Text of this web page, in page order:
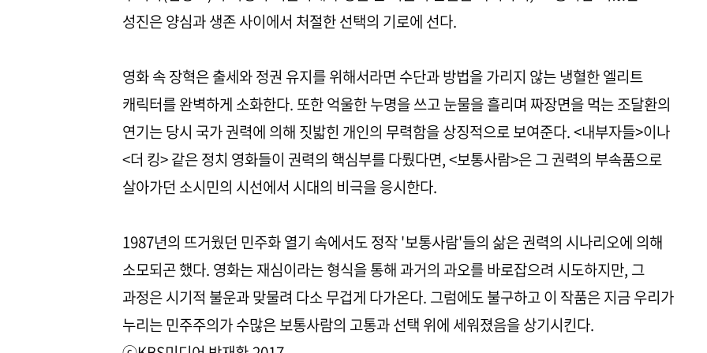
성진은 양심과 생존 사이에서 처절한 선택의 기로에 선다.
영화 속 장혁은 출세와 정권 유지를 위해서라면 수단과 방법을 가리지 않는 냉혈한 엘리트
캐릭터를 완벽하게 소화한다. 또한 억울한 누명을 쓰고 눈물을 흘리며 짜장면을 먹는 조달환의
연기는 당시 국가 권력에 의해 짓밟힌 개인의 무력함을 상징적으로 보여준다. <내부자들>이나
<더 킹> 같은 정치 영화들이 권력의 핵심부를 다뤘다면, <보통사람>은 그 권력의 부속품으로
살아가던 소시민의 시선에서 시대의 비극을 응시한다.
1987년의 뜨거웠던 민주화 열기 속에서도 정작 '보통사람'들의 삶은 권력의 시나리오에 의해
소모되곤 했다. 영화는 재심이라는 형식을 통해 과거의 과오를 바로잡으려 시도하지만, 그
과정은 시기적 불운과 맞물려 다소 무겁게 다가온다. 그럼에도 불구하고 이 작품은 지금 우리가
누리는 민주주의가 수많은 보통사람의 고통과 선택 위에 세워졌음을 상기시킨다.